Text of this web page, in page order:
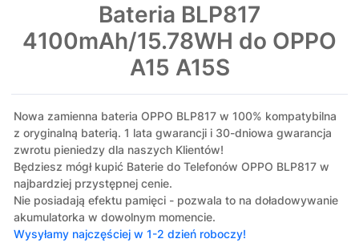
Bateria BLP817
4100mAh/15.78WH do OPPO
A15 A15S
Nowa zamienna bateria OPPO BLP817 w 100% kompatybilna
z oryginalną baterią. 1 lata gwarancji i 30-dniowa gwarancja
zwrotu pieniedzy dla naszych Klientów!
Będziesz mógł kupić Baterie do Telefonów OPPO BLP817 w
najbardziej przystępnej cenie.
Nie posiadają efektu pamięci - pozwala to na doładowywanie
akumulatorka w dowolnym momencie.
Wysyłamy najczęściej w 1-2 dzień roboczy!